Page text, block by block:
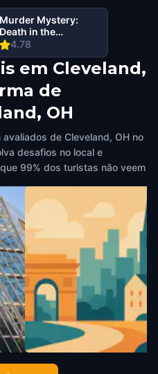
4.78
Murder Mystery:
Death in the
Shadows in
University Circle,
Cleveland, OH
em Cleveland,
de
OH
de Cleveland, OH no
desafios no local e
99% dos turistas não veem